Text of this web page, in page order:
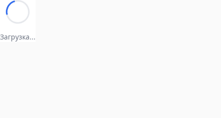
Загрузка...